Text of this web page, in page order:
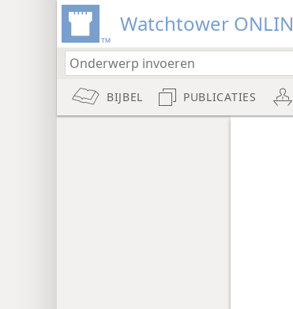
Watchtower
BIJBEL PUBLICATIES